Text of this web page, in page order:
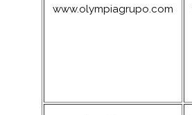
www.olympiagrupo.com